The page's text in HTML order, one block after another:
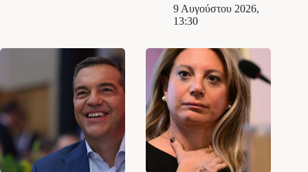
9 Αυγούστου 2026,
13:30